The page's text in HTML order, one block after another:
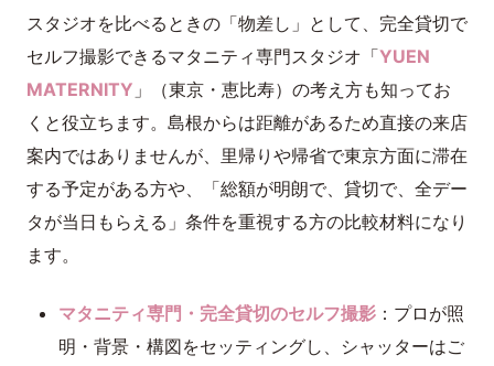
スタジオを比べるときの「物差し」として、完全貸切で
セルフ撮影できるマタニティ専門スタジオ「YUEN
MATERNITY 」（東京・恵比寿）の考え方も知ってお
くと役立ちます。島根からは距離があるため直接の来店
案内ではありませんが、里帰りや帰省で東京方面に滞在
する予定がある方や、「総額が明朗で、貸切で、全デー
タが当日もらえる」条件を重視する方の比較材料になり
ます。
マタニティ専門・完全貸切のセルフ撮影：プロが照
明・背景・構図をセッティングし、シャッターはご